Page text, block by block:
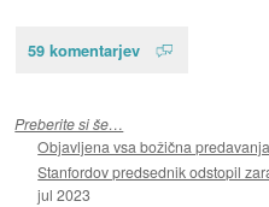
59 komentarjev
Preberite si še…
Objavljena vsa božična
Stanfordov predsednik odstopil
jul 2023